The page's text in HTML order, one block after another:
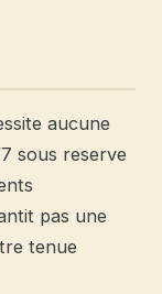
aucune
sous reserve
pas une
tenue